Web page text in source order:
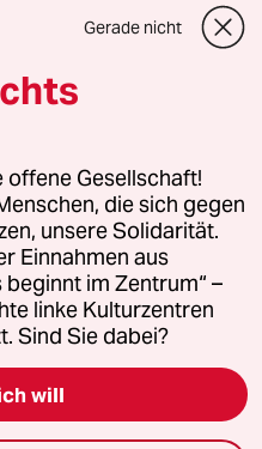
GmbH
Fragen oder für Genehmigungen
Kommune-Richtlinien
Impressum AGB
(Ads)
Gerade nicht
Gesellschaft!
die sich gegen
unsere Solidarität.
Einnahmen aus
im Zentrum“ –
linke Kulturzentren
Sind Sie dabei?
will